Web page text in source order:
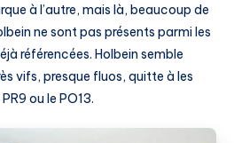
à l’autre, mais là, beaucoup de
ne sont pas présents parmi les
référencées. Holbein semble
vifs, presque fluos, quitte à les
ou le PO13.